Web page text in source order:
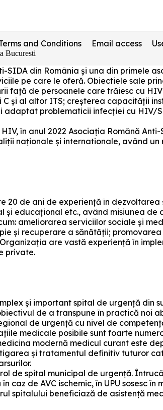
and Conditions Email access
Bucuresti
din România și una din primele
pe care le oferă. Obiectiele sale
față de persoanele care trăiesc cu
și al altor ITS; creșterea capacității
problematicii infecției cu HIV/
în anul 2022 Asociația Română
naționale și internationale, având
20 de ani de experiență în
și educațional etc., având misiunea
ameliorarea serviciilor sociale și
și recuperare a sănătății;
are vastă experiență în
private.
și important spital de urgență
de a transpune în practică noi
de urgență cu nivel de
medicale posibile sunt foarte
modernă medicul curant este
și tratamentul definitiv tuturor
de spital municipal de urgență.
de AVC ischemic, în UPU sosesc
spitalului beneficiază de asistență